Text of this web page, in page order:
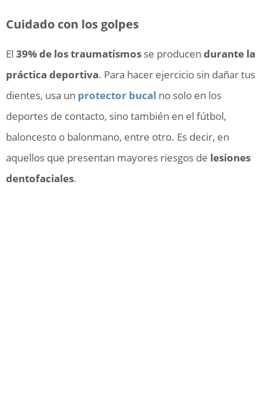
Cuidado con los golpes
El 39% de los traumatismos se producen durante la
práctica deportiva. Para hacer ejercicio sin dañar tus
dientes, usa un protector bucal no solo en los
deportes de contacto, sino también en el fútbol,
baloncesto o balonmano, entre otro. Es decir, en
aquellos que presentan mayores riesgos de lesiones
dentofaciales.